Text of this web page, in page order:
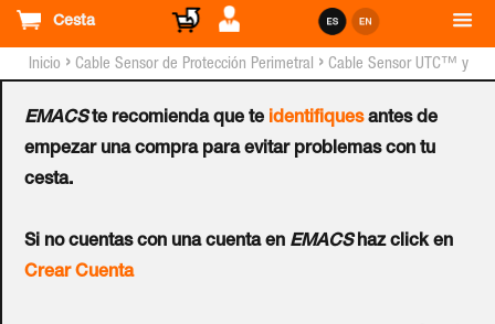
Cesta
EMACSte recomienda que te identifiquesantes de
empezar una compra para evitar problemas con tu
cesta.
Si no cuentas con una cuenta en EMACShaz click en
Crear Cuenta
Inicio › Cable Sensor de Protección Perimetral › Cable Sensor UTC™ y
Mini Interfaz de Red
UTC™ (USB a RS-422 y
Fibra Monomodo)